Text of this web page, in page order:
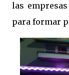
las
para formar